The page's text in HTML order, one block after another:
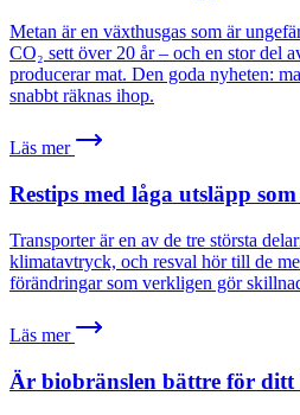
Metan är en växthusgas som är
CO₂ sett över 20 år – och en stor del
producerar mat. Den goda nyheten:
snabbt räknas ihop.
Läs mer
Restips med låga utsläpp
Transporter är en av de tre största
klimatavtryck, och resval hör till de
förändringar som verkligen gör
Läs mer
Är biobränslen bättre för